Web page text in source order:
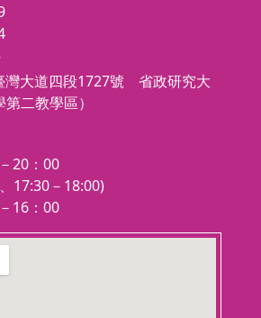
解電學原理
能力
孩子也能自
未來國中物
特斯拉的
的科學想像
灣大道四段1727號 省政研究大
二教學區）
20：00
17:30－18:00)
16：00